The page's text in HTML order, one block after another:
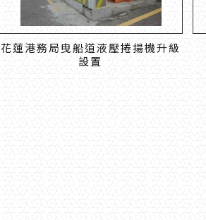
花蓮港務局曳船道液壓捲揚機升級
設置